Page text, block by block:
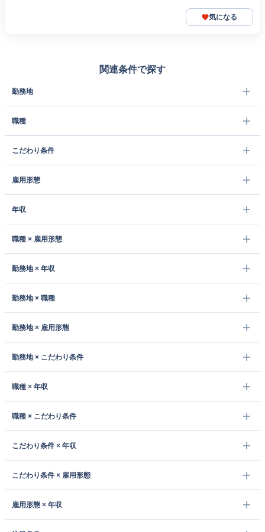
気になる
関連条件で探す
勤務地
職種
こだわり条件
雇用形態
年収
職種 × 雇用形態
勤務地 × 年収
勤務地 × 職種
勤務地 × 雇用形態
勤務地 × こだわり条件
職種 × 年収
職種 × こだわり条件
こだわり条件 × 年収
こだわり条件 × 雇用形態
雇用形態 × 年収